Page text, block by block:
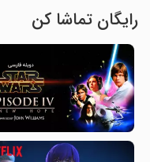
رایگان تماشا کن